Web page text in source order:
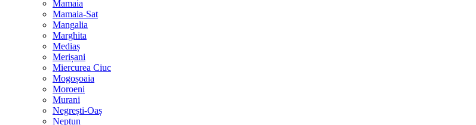
Mamaia
Mamaia-Sat
Mangalia
Marghita
Mediaș
Merișani
Miercurea Ciuc
Mogoșoaia
Moroeni
Murani
Negrești-Oaș
Neptun